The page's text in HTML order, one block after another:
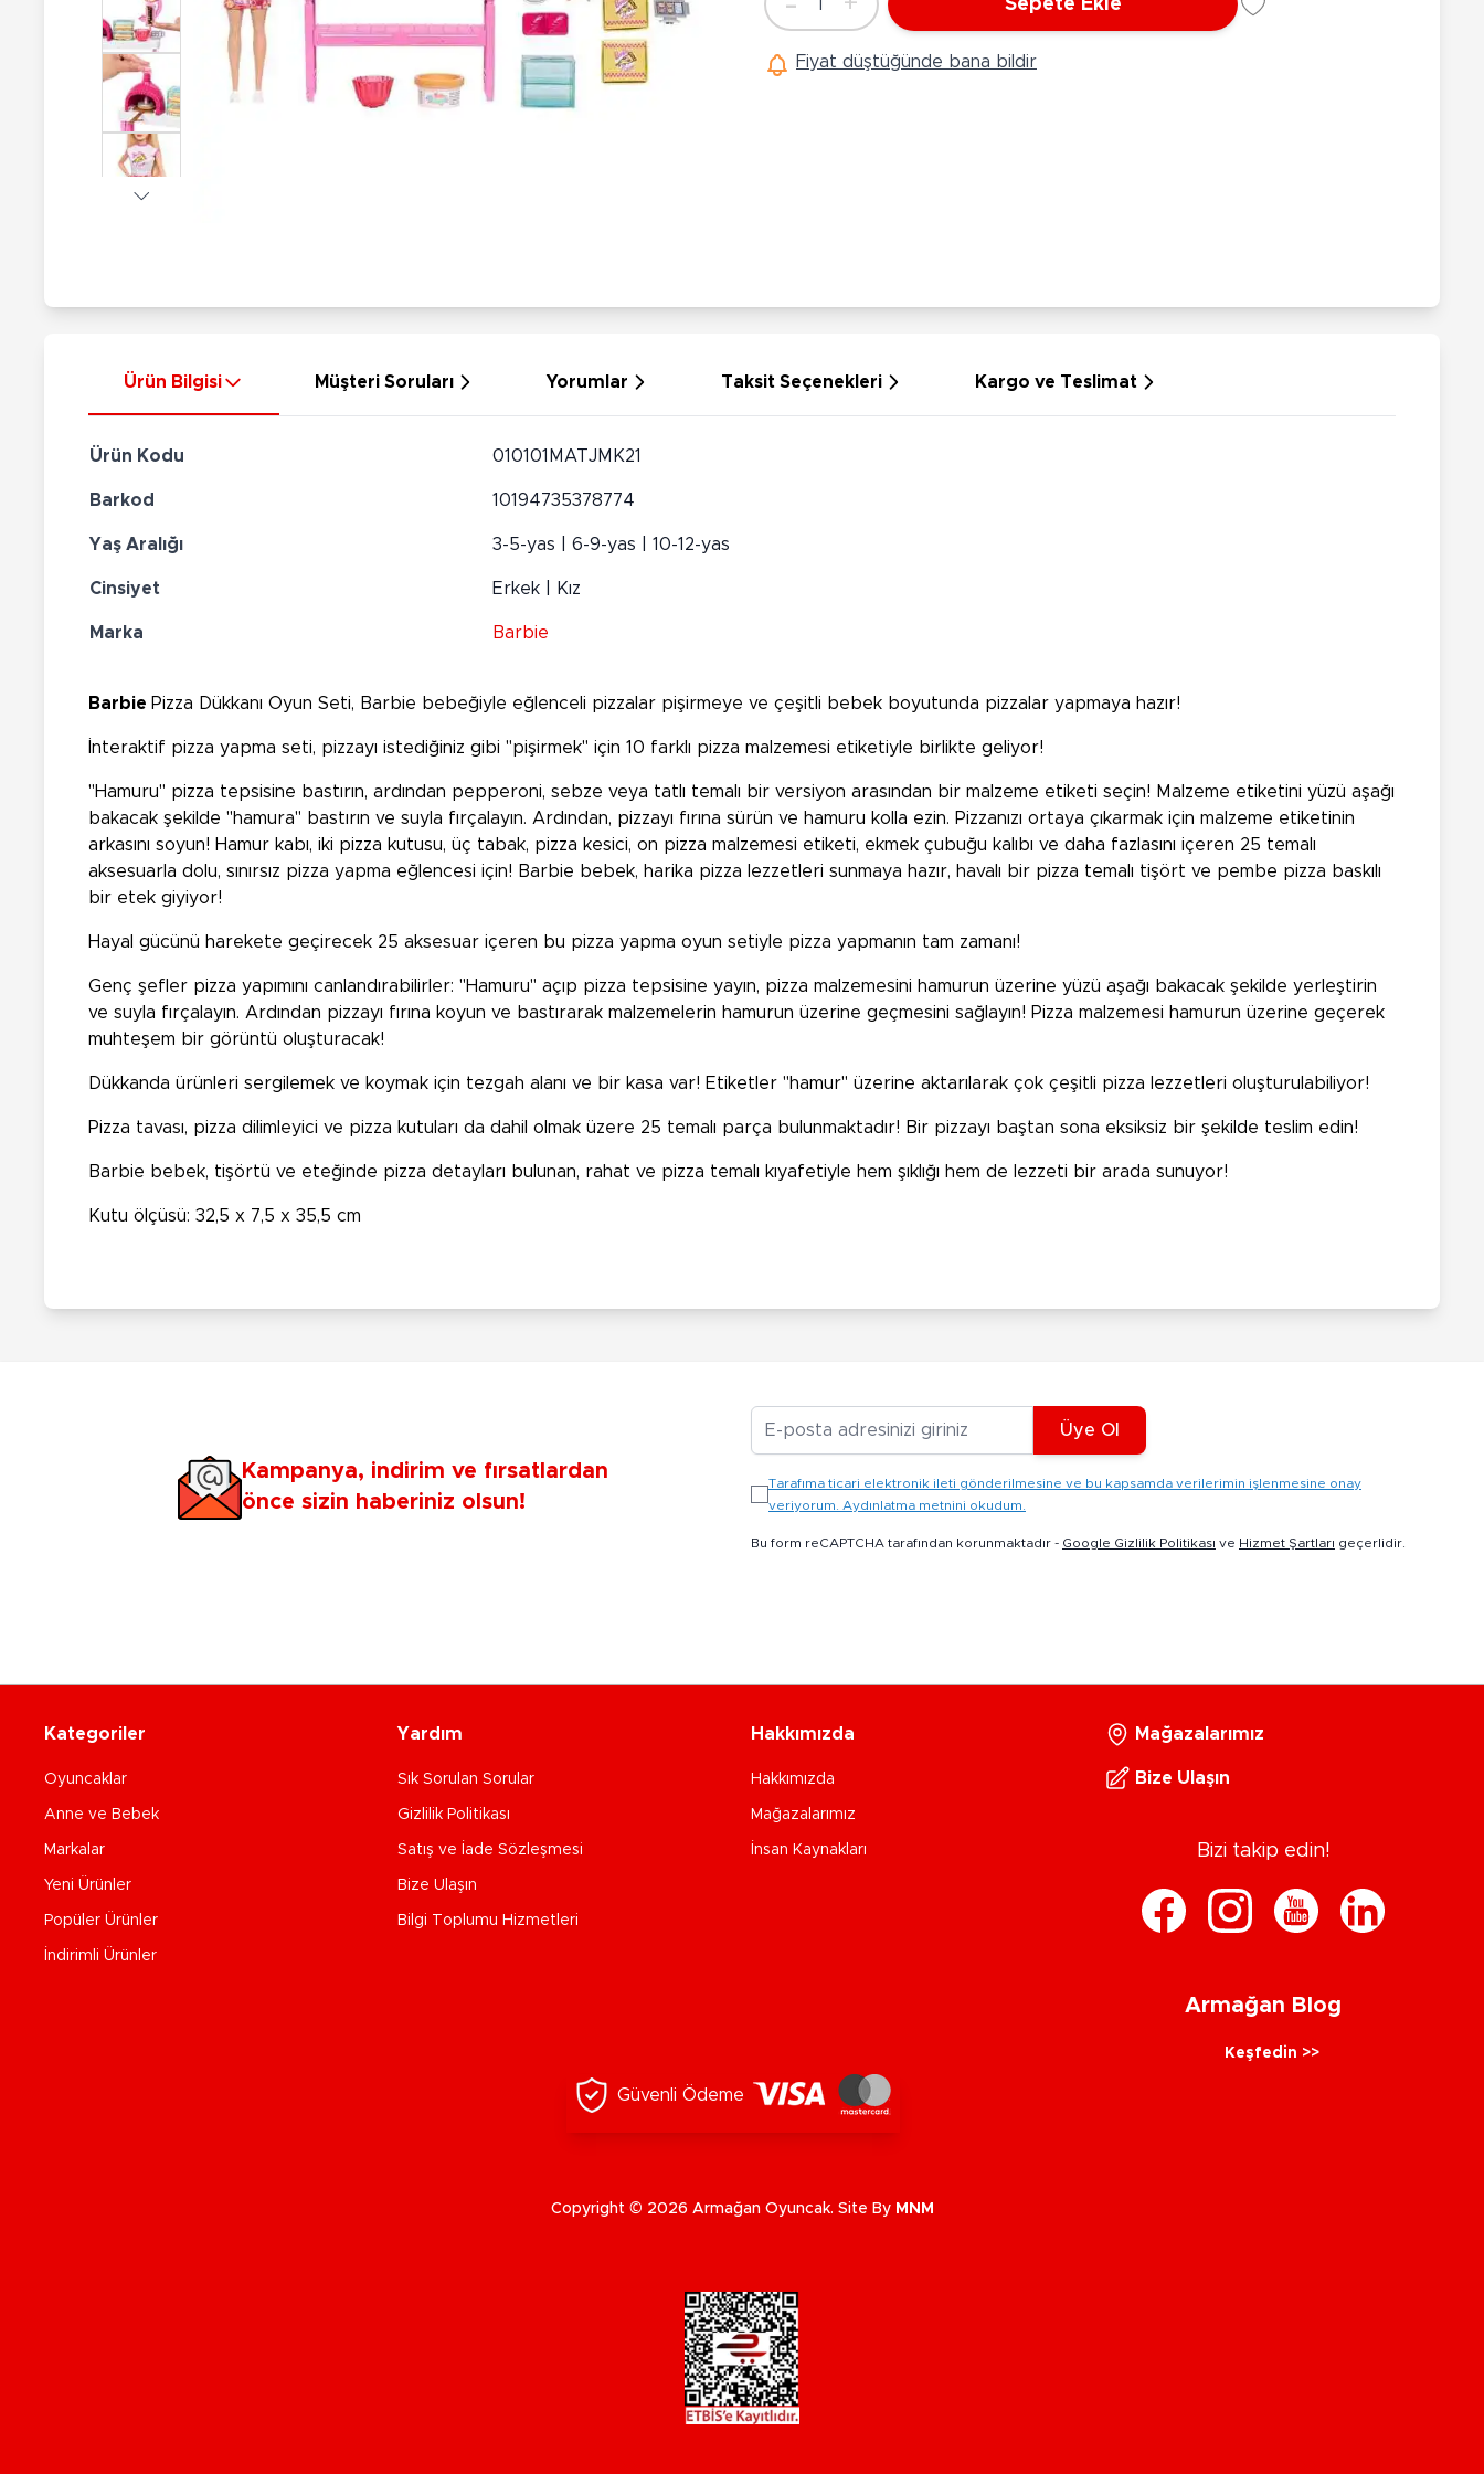
Hayvan Figürler
Çeşitli Figürler
Koleksiyon Figürler
Elektronik Ürünler
Silahlar
Silah Setleri
Hobi Oyuncakları
Maketler
Sihirbazlık Setleri
Bebek Araç Gereçleri
Ürünleri
Akülü Araçlar
Bin Git Araçlar
Çeşitli Peluşlar
Adet
1 Sepete Ekle
Fiyat düştüğünde bana bildir
Ürün Bilgisi Müşteri Soruları Yorumlar Taksit Seçenekleri Kargo ve Teslimat
Ürün Kodu 010101MATJMK21
Barkod 10194735378774
Yaş Aralığı 3-5-yas | 6-9-yas | 10-12-yas
Cinsiyet Erkek | Kız
Marka Barbie
Barbie Pizza Dükkanı Oyun Seti, Barbie bebeğiyle eğlenceli pizzalar pişirmeye ve çeşitli bebek boyutunda pizzalar yapmaya hazır!
İnteraktif pizza yapma seti, pizzayı istediğiniz gibi "pişirmek" için 10 farklı pizza malzemesi etiketiyle birlikte geliyor!
"Hamuru" pizza tepsisine bastırın, ardından pepperoni, sebze veya tatlı temalı bir versiyon arasından bir malzeme etiketi seçin! Malzeme etiketini yüzü aşağı
bakacak şekilde "hamura" bastırın ve suyla fırçalayın. Ardından, pizzayı fırına sürün ve hamuru kolla ezin. Pizzanızı ortaya çıkarmak için malzeme etiketinin
arkasını soyun! Hamur kabı, iki pizza kutusu, üç tabak, pizza kesici, on pizza malzemesi etiketi, ekmek çubuğu kalıbı ve daha fazlasını içeren 25 temalı
aksesuarla dolu, sınırsız pizza yapma eğlencesi için! Barbie bebek, harika pizza lezzetleri sunmaya hazır, havalı bir pizza temalı tişört ve pembe pizza baskılı
bir etek giyiyor!
Hayal gücünü harekete geçirecek 25 aksesuar içeren bu pizza yapma oyun setiyle pizza yapmanın tam zamanı!
Genç şefler pizza yapımını canlandırabilirler: "Hamuru" açıp pizza tepsisine yayın, pizza malzemesini hamurun üzerine yüzü aşağı bakacak şekilde yerleştirin
ve suyla fırçalayın. Ardından pizzayı fırına koyun ve bastırarak malzemelerin hamurun üzerine geçmesini sağlayın! Pizza malzemesi hamurun üzerine geçerek
muhteşem bir görüntü oluşturacak!
Dükkanda ürünleri sergilemek ve koymak için tezgah alanı ve bir kasa var! Etiketler "hamur" üzerine aktarılarak çok çeşitli pizza lezzetleri oluşturulabiliyor!
Pizza tavası, pizza dilimleyici ve pizza kutuları da dahil olmak üzere 25 temalı parça bulunmaktadır! Bir pizzayı baştan sona eksiksiz bir şekilde teslim edin!
Barbie bebek, tişörtü ve eteğinde pizza detayları bulunan, rahat ve pizza temalı kıyafetiyle hem şıklığı hem de lezzeti bir arada sunuyor!
Kutu ölçüsü: 32,5 x 7,5 x 35,5 cm
Kampanya, indirim ve fırsatlardan
önce sizin haberiniz olsun!
E-posta Adresiniz
Üye Ol
Tarafıma ticari elektronik ileti gönderilmesine ve bu kapsamda verilerimin işlenmesine onay
veriyorum. Aydınlatma metnini okudum.
Bu form reCAPTCHA tarafından korunmaktadır - Google Gizlilik Politikası ve Hizmet Şartları geçerlidir.
Kategoriler
Oyuncaklar
Anne ve Bebek
Markalar
Yeni Ürünler
Popüler Ürünler
İndirimli Ürünler
Yardım
Sık Sorulan Sorular
Gizlilik Politikası
Satış ve İade Sözleşmesi
Bize Ulaşın
Bilgi Toplumu Hizmetleri
Hakkımızda
Hakkımızda
Mağazalarımız
İnsan Kaynakları
Mağazalarımız
Bize Ulaşın
Bizi takip edin!
Armağan Blog
Keşfedin >>
Güvenli Ödeme
Copyright © 2026 Armağan Oyuncak. Site By MNM